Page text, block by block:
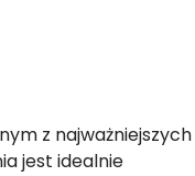
z najważniejszych
jest idealnie